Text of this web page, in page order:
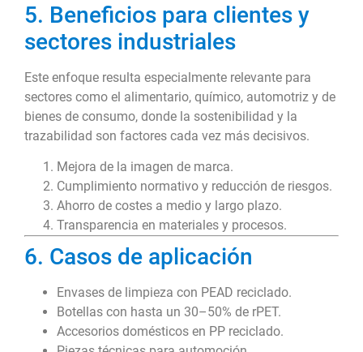
5. Beneficios para clientes y
sectores industriales
Este enfoque resulta especialmente relevante para
sectores como el alimentario, químico, automotriz y de
bienes de consumo, donde la sostenibilidad y la
trazabilidad son factores cada vez más decisivos.
Mejora de la imagen de marca.
Cumplimiento normativo y reducción de riesgos.
Ahorro de costes a medio y largo plazo.
Transparencia en materiales y procesos.
6. Casos de aplicación
Envases de limpieza con PEAD reciclado.
Botellas con hasta un 30–50% de rPET.
Accesorios domésticos en PP reciclado.